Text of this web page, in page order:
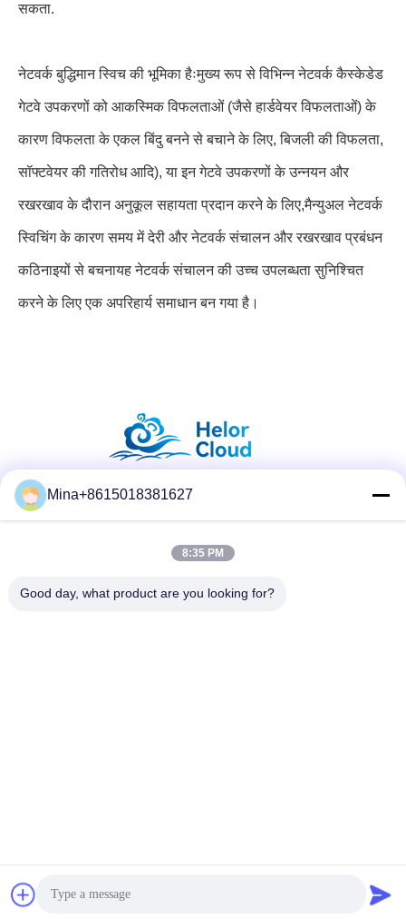
सकता.
नेटवर्क बुद्धिमान स्विच की भूमिका हैःमुख्य रूप से विभिन्न नेटवर्क कैस्केडेड
गेटवे उपकरणों को आकस्मिक विफलताओं (जैसे हार्डवेयर विफलताओं) के
कारण विफलता के एकल बिंदु बनने से बचाने के लिए, बिजली की विफलता,
सॉफ्टवेयर की गतिरोध आदि), या इन गेटवे उपकरणों के उन्नयन और
रखरखाव के दौरान अनुकूल सहायता प्रदान करने के लिए,मैन्युअल नेटवर्क
स्विचिंग के कारण समय में देरी और नेटवर्क संचालन और रखरखाव प्रबंधन
कठिनाइयों से बचनायह नेटवर्क संचालन की उच्च उपलब्धता सुनिश्चित
करने के लिए एक अपरिहार्य समाधान बन गया है।
त्वरित संपर्क करें
चीन अच्छी गुणवत्ता मिनी पीसी देने वाला।कॉपीराइट © 2024-2026 Shenzhen
Helor Cloud Computer Co., Ltd. . सब ठीक हैंआरक्षित.
Mina+8615018381627
8:35 PM
Good day, what product are you looking for?